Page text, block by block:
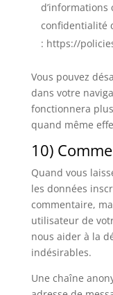
confidentialité
: https://
Vous pouvez
dans votre
fonctionnera
quand même
10)
Quand vous
les données
commentaire,
utilisateur de
nous aider à la
indésirables.
Une chaîne